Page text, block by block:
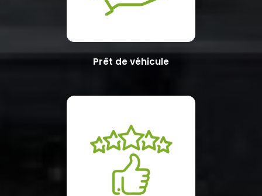
Prêt de véhicule